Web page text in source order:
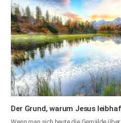
Der Grund, warum Jesus